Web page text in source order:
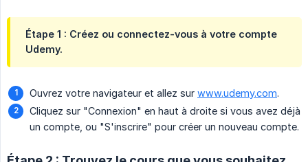
Étape 1 : Créez ou connectez-vous à votre compte
Udemy.
Ouvrez votre navigateur et allez sur www.udemy.com.
Cliquez sur "Connexion" en haut à droite si vous avez déjà
un compte, ou "S'inscrire" pour créer un nouveau compte.